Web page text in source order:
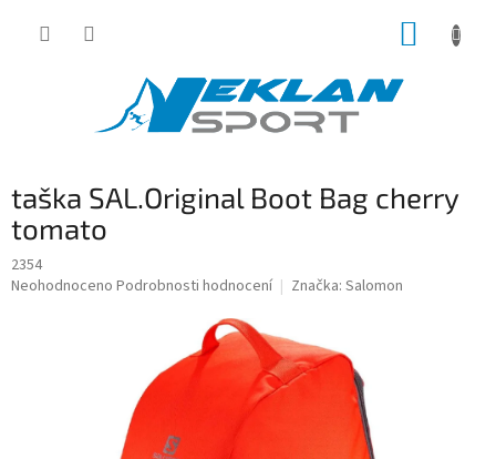
taška SAL.Original Boot Bag cherry
tomato
2354
Průměrné
Neohodnoceno Podrobnosti hodnocení Značka: Salomon